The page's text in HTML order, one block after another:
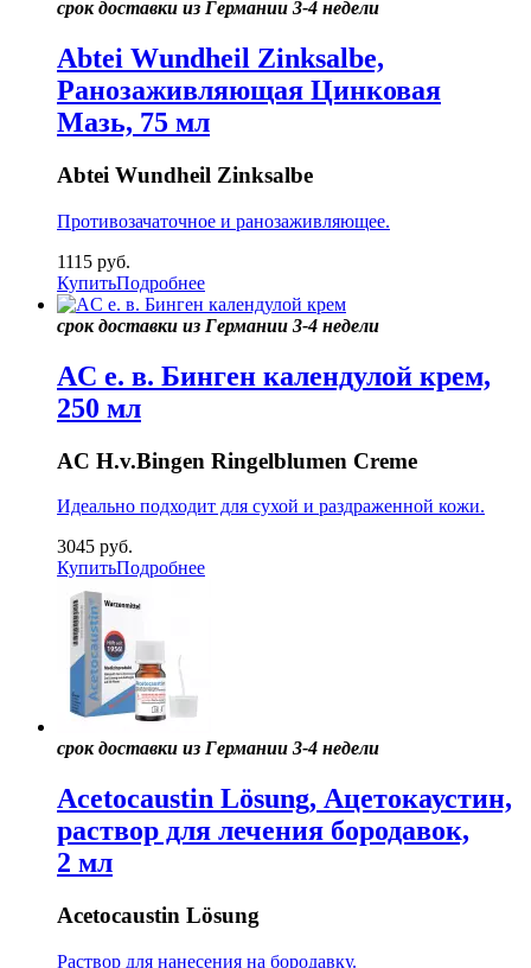
срок доставки из Германии 3-4 недели
Abtei Wundheil Zinksalbe,
Ранозаживляющая Цинковая
Мазь, 75 мл
Abtei Wundheil Zinksalbe
Противозачаточное и ранозаживляющее.
1115 руб.
КупитьПодробнее
срок доставки из Германии 3-4 недели
AC е. в. Бинген календулой крем,
250 мл
AC H.v.Bingen Ringelblumen Creme
Идеально подходит для сухой и раздраженной кожи.
3045 руб.
КупитьПодробнее
срок доставки из Германии 3-4 недели
Acetocaustin Lösung, Ацетокаустин,
раствор для лечения бородавок,
2 мл
Acetocaustin Lösung
Раствор для нанесения на бородавку.